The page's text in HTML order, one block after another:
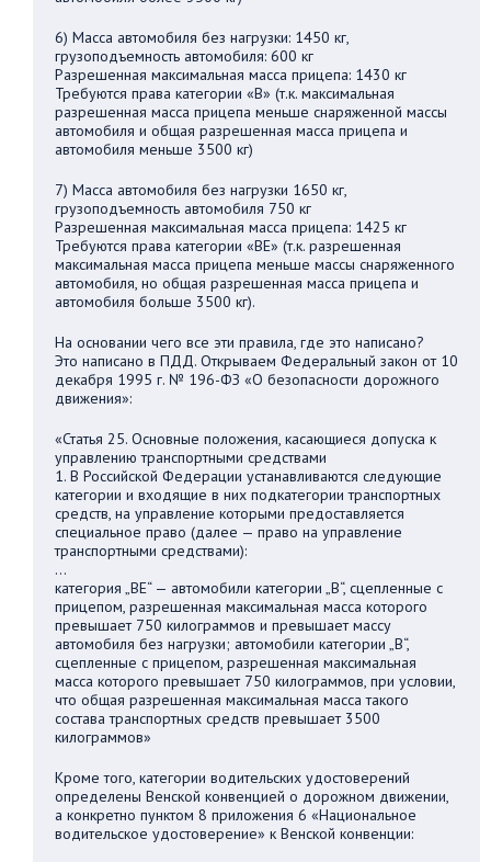
6) Масса автомобиля без нагрузки: 1450 кг,
грузоподъемность автомобиля: 600 кг
Разрешенная максимальная масса прицепа: 1430 кг
Требуются права категории «В» (т.к. максимальная
разрешенная масса прицепа меньше снаряженной массы
автомобиля и общая разрешенная масса прицепа и
автомобиля меньше 3500 кг)
7) Масса автомобиля без нагрузки 1650 кг,
грузоподъемность автомобиля 750 кг
Разрешенная максимальная масса прицепа: 1425 кг
Требуются права категории «BE» (т.к. разрешенная
максимальная масса прицепа меньше массы снаряженного
автомобиля, но общая разрешенная масса прицепа и
автомобиля больше 3500 кг).
На основании чего все эти правила, где это написано?
Это написано в ПДД. Открываем Федеральный закон от 10
декабря 1995 г. № 196-ФЗ «О безопасности дорожного
движения»:
«Статья 25. Основные положения, касающиеся допуска к
управлению транспортными средствами
1. В Российской Федерации устанавливаются следующие
категории и входящие в них подкатегории транспортных
средств, на управление которыми предоставляется
специальное право (далее — право на управление
транспортными средствами):
…
категория „BE“ — автомобили категории „B“, сцепленные с
прицепом, разрешенная максимальная масса которого
превышает 750 килограммов и превышает массу
автомобиля без нагрузки; автомобили категории „B“,
сцепленные с прицепом, разрешенная максимальная
масса которого превышает 750 килограммов, при условии,
что общая разрешенная максимальная масса такого
состава транспортных средств превышает 3500
килограммов»
Кроме того, категории водительских удостоверений
определены Венской конвенцией о дорожном движении,
а конкретно пунктом 8 приложения 6 «Национальное
водительское удостоверение» к Венской конвенции: